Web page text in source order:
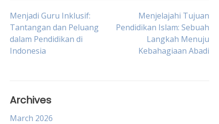
Post
navigation
Menjadi Guru Inklusif:
Tantangan dan Peluang
dalam Pendidikan di
Indonesia
Menjelajahi Tujuan
Pendidikan Islam: Sebuah
Langkah Menuju
Kebahagiaan Abadi
Archives
March 2026